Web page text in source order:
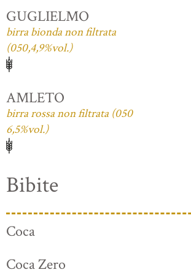
GUGLIELMO
birra bionda non filtrata
(050,4,9%vol.)
AMLETO
birra rossa non filtrata (050
6,5%vol.)
Bibite
Coca
Coca Zero